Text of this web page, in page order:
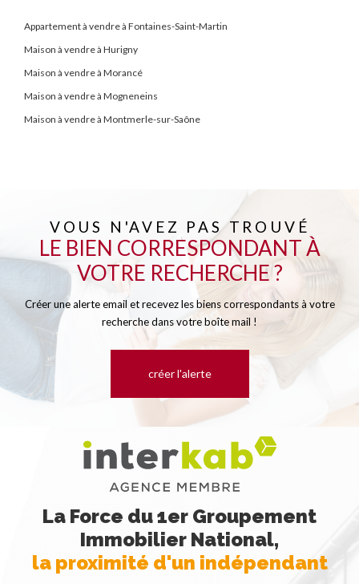
Appartement à vendre à Fontaines-Saint-Martin
Maison à vendre à Hurigny
Maison à vendre à Morancé
Maison à vendre à Mogneneins
Maison à vendre à Montmerle-sur-Saône
VOUS N'AVEZ PAS TROUVÉ
LE BIEN CORRESPONDANT À
VOTRE RECHERCHE ?
Créer une alerte email et recevez les biens correspondants à votre
recherche dans votre boîte mail !
créer l'alerte
La Force du 1er Groupement
Immobilier National,
la proximité d'un indépendant